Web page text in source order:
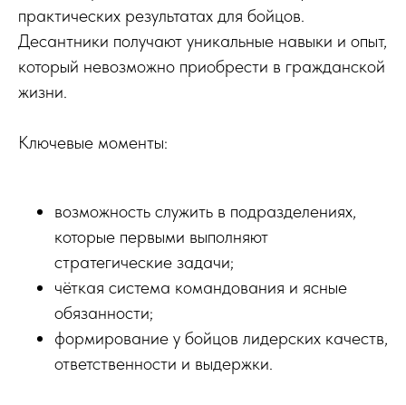
практических результатах для бойцов.
Десантники получают уникальные навыки и опыт,
который невозможно приобрести в гражданской
жизни.
Ключевые моменты:
возможность служить в подразделениях,
которые первыми выполняют
стратегические задачи;
чёткая система командования и ясные
обязанности;
формирование у бойцов лидерских качеств,
ответственности и выдержки.